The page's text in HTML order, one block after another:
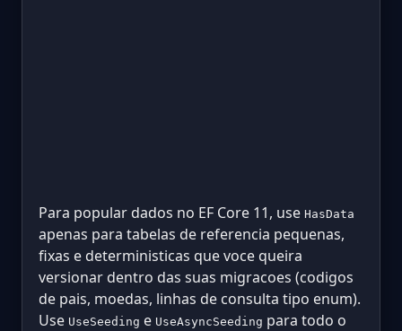
Para popular dados no EF Core 11, use HasData
apenas para tabelas de referencia pequenas,
fixas e deterministicas que voce queira
versionar dentro das suas migracoes (codigos
de pais, moedas, linhas de consulta tipo enum).
Use UseSeeding e UseAsyncSeeding para todo o